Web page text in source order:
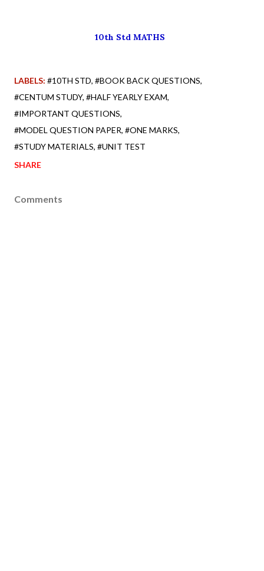
10th Std MATHS
LABELS: #10TH STD #BOOK BACK QUESTIONS
#CENTUM STUDY #HALF YEARLY EXAM
#IMPORTANT QUESTIONS
#MODEL QUESTION PAPER #ONE MARKS
#STUDY MATERIALS #UNIT TEST
SHARE
Comments